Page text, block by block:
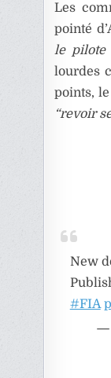
Les
pointé
le pilote
lourdes
points,
“revoir
New
#FIA
—